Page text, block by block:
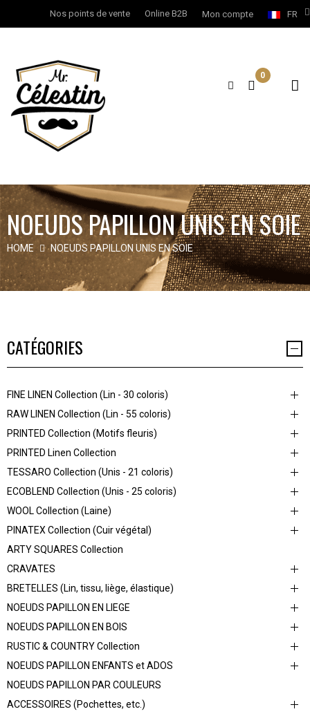
FR
Mon compte
Online B2B
Nos points de vente
0
NOEUDS PAPILLON UNIS EN SOIE
HOME NOEUDS PAPILLON UNIS EN SOIE
CATÉGORIES
FINE LINEN Collection (Lin - 30 coloris)
RAW LINEN Collection (Lin - 55 coloris)
PRINTED Collection (Motifs fleuris)
PRINTED Linen Collection
TESSARO Collection (Unis - 21 coloris)
ECOBLEND Collection (Unis - 25 coloris)
WOOL Collection (Laine)
PINATEX Collection (Cuir végétal)
ARTY SQUARES Collection
CRAVATES
BRETELLES (Lin, tissu, liège, élastique)
NOEUDS PAPILLON EN LIEGE
NOEUDS PAPILLON EN BOIS
RUSTIC & COUNTRY Collection
NOEUDS PAPILLON ENFANTS et ADOS
NOEUDS PAPILLON PAR COULEURS
ACCESSOIRES (Pochettes, etc.)